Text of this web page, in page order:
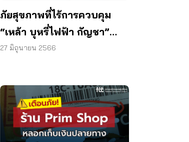
ภัยสุขภาพที่ไร้การควบคุม
“เหล้า บุหรี่ไฟฟ้า กัญชา”
ขายผู้บริโภคเกลื่อนออนไลน์
27 มิถุนายน 2566